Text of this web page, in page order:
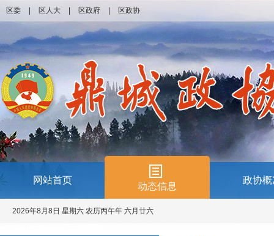
区委 区人大 区政府 区政协
网站首页
动态信息
政协概
2026年8月8日 星期六 农历丙午年 六月廿六